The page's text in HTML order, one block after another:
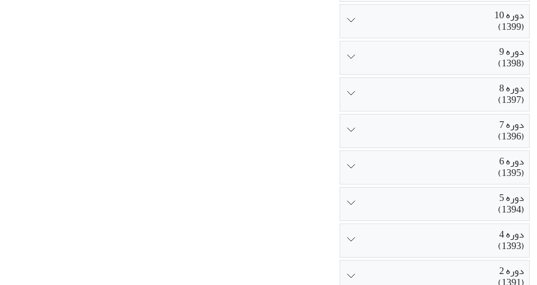
دوره 10
(1399)
دوره 9
(1398)
دوره 8
(1397)
دوره 7
(1396)
دوره 6
(1395)
دوره 5
(1394)
دوره 4
(1393)
دوره 2